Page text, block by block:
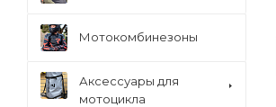
Мотокомбинезоны
Аксессуары для
мотоцикла